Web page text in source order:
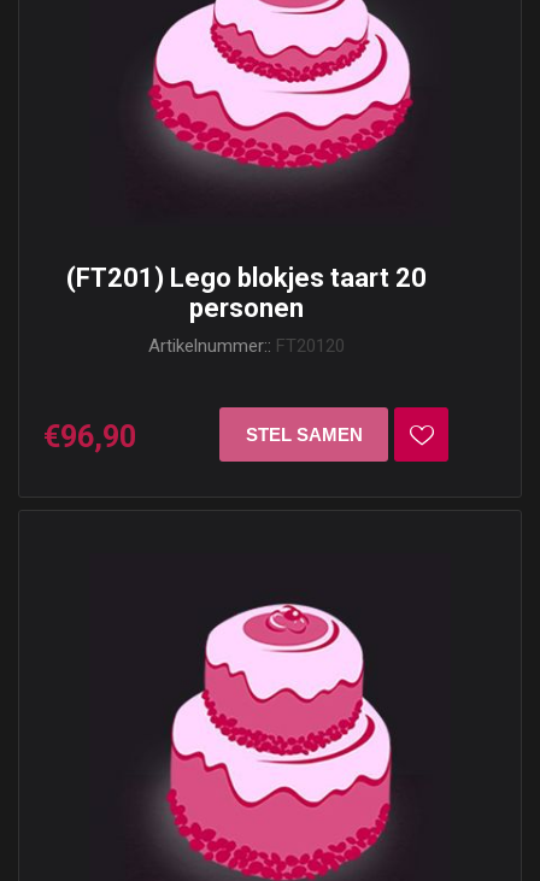
(FT201) Lego blokjes taart 20
personen
Artikelnummer:: FT20120
€96,90